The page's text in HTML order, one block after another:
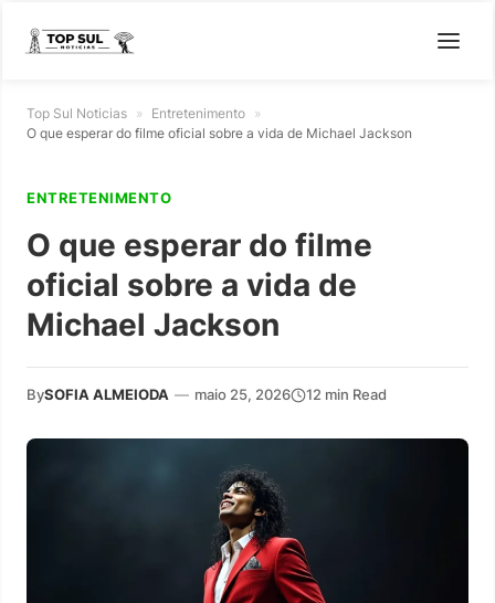
Top Sul Noticias » Entretenimento »
O que esperar do filme oficial sobre a vida de Michael Jackson
ENTRETENIMENTO
O que esperar do filme
oficial sobre a vida de
Michael Jackson
BySOFIA ALMEIODA — maio 25, 2026 12 min Read